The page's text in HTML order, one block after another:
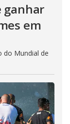
ganhar
em
do Mundial de